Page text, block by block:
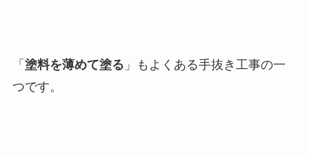
「 塗料を薄めて塗る 」もよくある手抜き工事の一
つです。